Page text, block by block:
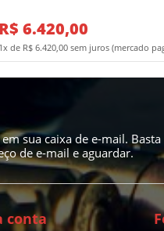
R$ 6.420,00
1x de R$ 6.420,00 sem juros (mercado
sua caixa de e-mail. Basta
de e-mail e aguardar.
conta